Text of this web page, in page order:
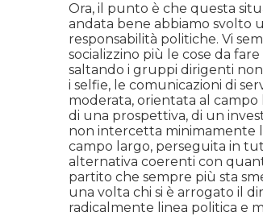
Ora, il punto è che questa
andata bene abbiamo svolto
responsabilità politiche. Vi
socializzino più le cose da
saltando i gruppi dirigenti
i selfie, le comunicazioni di
moderata, orientata al
di una prospettiva, di un
non intercetta minimamente
campo largo, perseguita in
alternativa coerenti con
partito che sempre più sta
una volta chi si è arrogato il
radicalmente linea politica e